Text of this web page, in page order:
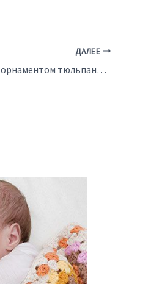
ДАЛЕЕ
Летний джемпер с орнаментом тюльпанов Tulip Season